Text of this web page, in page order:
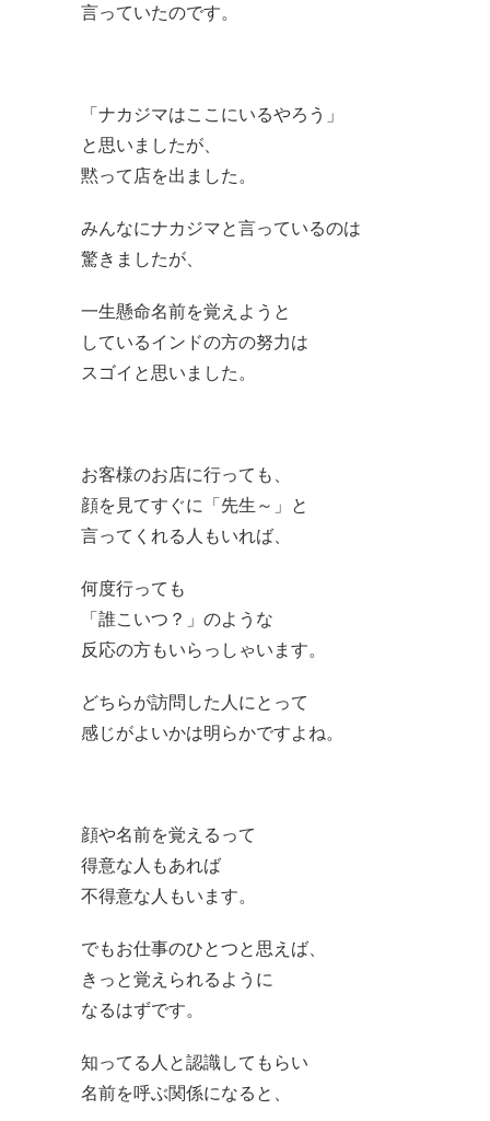
言っていたのです。
「ナカジマはここにいるやろう」
と思いましたが、
黙って店を出ました。
みんなにナカジマと言っているのは
驚きましたが、
一生懸命名前を覚えようと
しているインドの方の努力は
スゴイと思いました。
お客様のお店に行っても、
顔を見てすぐに「先生～」と
言ってくれる人もいれば、
何度行っても
「誰こいつ？」のような
反応の方もいらっしゃいます。
どちらが訪問した人にとって
感じがよいかは明らかですよね。
顔や名前を覚えるって
得意な人もあれば
不得意な人もいます。
でもお仕事のひとつと思えば、
きっと覚えられるように
なるはずです。
知ってる人と認識してもらい
名前を呼ぶ関係になると、